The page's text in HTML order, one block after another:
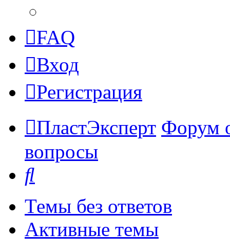
FAQ
Вход
Регистрация
ПластЭксперт Форум
вопросы
Темы без ответов
Активные темы